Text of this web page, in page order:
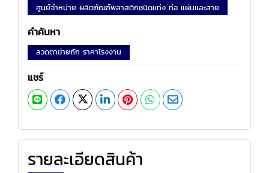
ศูนย์จำหน่าย ผลิตภัณฑ์พลาสติกชนิดแท่ง ท่อ แผ่นและสาย
คำค้นหา
ลวดตาข่ายถัก ราคาโรงงาน
แชร์
รายละเอียดสินค้า